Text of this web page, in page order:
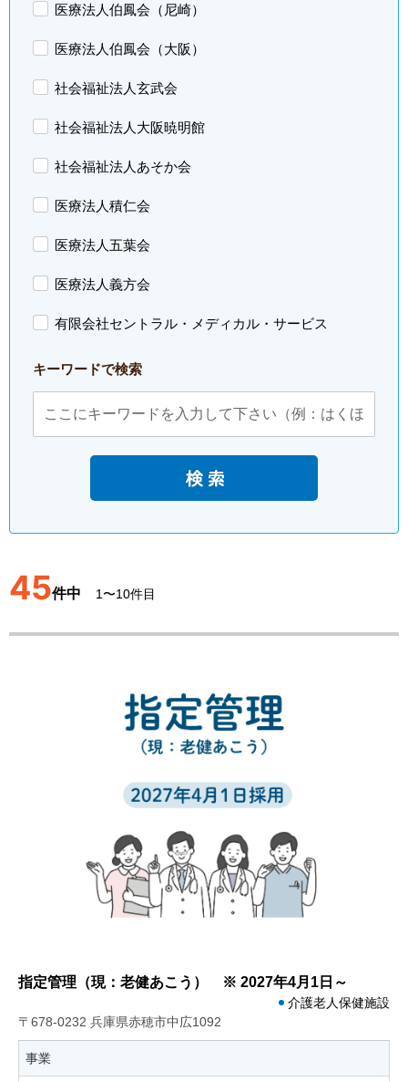
医療法人伯鳳会（尼崎）
医療法人伯鳳会（大阪）
社会福祉法人玄武会
社会福祉法人大阪暁明館
社会福祉法人あそか会
医療法人積仁会
医療法人五葉会
医療法人義方会
有限会社セントラル・メディカル・サービス
キーワードで検索
45件中 1〜10件目
指定管理（現：老健あこう） ※ 2027年4月1日～
介護老人保健施設
〒678-0232 兵庫県赤穂市中広1092
事業